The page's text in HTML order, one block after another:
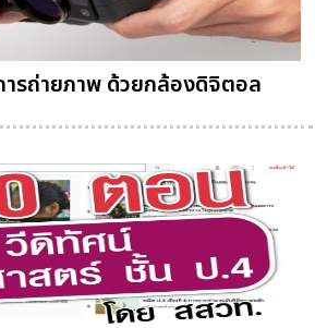
ารถ่ายภาพ ด้วยกล้องดิจิตอล